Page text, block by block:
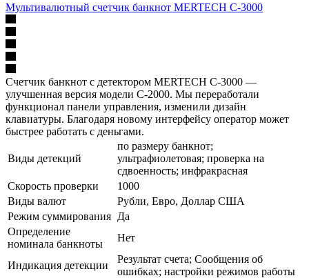
Мультивалютный счетчик банкнот MERTECH C-3000
Счетчик банкнот с детектором MERTECH C-3000 —
улучшенная версия модели C-2000. Мы переработали
функционал панели управления, изменили дизайн
клавиатуры. Благодаря новому интерфейсу оператор может
быстрее работать с деньгами.
Виды детекций
по размеру банкнот;
ультрафиолетовая; проверка на
сдвоенность; инфракрасная
Скорость проверки
1000
Виды валют
Рубли, Евро, Доллар США
Режим суммирования Да
Определение
номинала банкноты
Нет
Индикация детекции
Результат счета; Сообщения об
ошибках; настройки режимов работы